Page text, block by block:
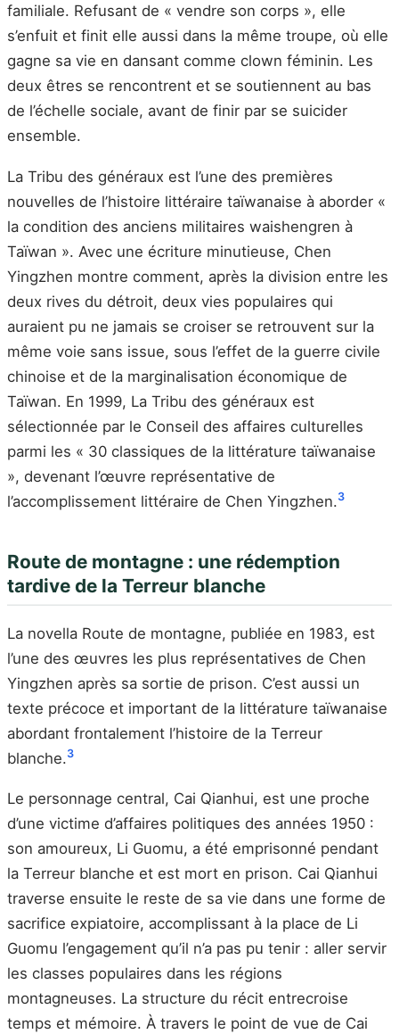
familiale. Refusant de « vendre son corps », elle
s’enfuit et finit elle aussi dans la même troupe, où elle
gagne sa vie en dansant comme clown féminin. Les
deux êtres se rencontrent et se soutiennent au bas
de l’échelle sociale, avant de finir par se suicider
ensemble.
La Tribu des généraux est l’une des premières
nouvelles de l’histoire littéraire taïwanaise à aborder «
la condition des anciens militaires waishengren à
Taïwan ». Avec une écriture minutieuse, Chen
Yingzhen montre comment, après la division entre les
deux rives du détroit, deux vies populaires qui
auraient pu ne jamais se croiser se retrouvent sur la
même voie sans issue, sous l’effet de la guerre civile
chinoise et de la marginalisation économique de
Taïwan. En 1999, La Tribu des généraux est
sélectionnée par le Conseil des affaires culturelles
parmi les « 30 classiques de la littérature taïwanaise
», devenant l’œuvre représentative de
l’accomplissement littéraire de Chen Yingzhen.3
Route de montagne : une rédemption
tardive de la Terreur blanche
La novella Route de montagne, publiée en 1983, est
l’une des œuvres les plus représentatives de Chen
Yingzhen après sa sortie de prison. C’est aussi un
texte précoce et important de la littérature taïwanaise
abordant frontalement l’histoire de la Terreur
blanche.3
Le personnage central, Cai Qianhui, est une proche
d’une victime d’affaires politiques des années 1950 :
son amoureux, Li Guomu, a été emprisonné pendant
la Terreur blanche et est mort en prison. Cai Qianhui
traverse ensuite le reste de sa vie dans une forme de
sacrifice expiatoire, accomplissant à la place de Li
Guomu l’engagement qu’il n’a pas pu tenir : aller servir
les classes populaires dans les régions
montagneuses. La structure du récit entrecroise
temps et mémoire. À travers le point de vue de Cai